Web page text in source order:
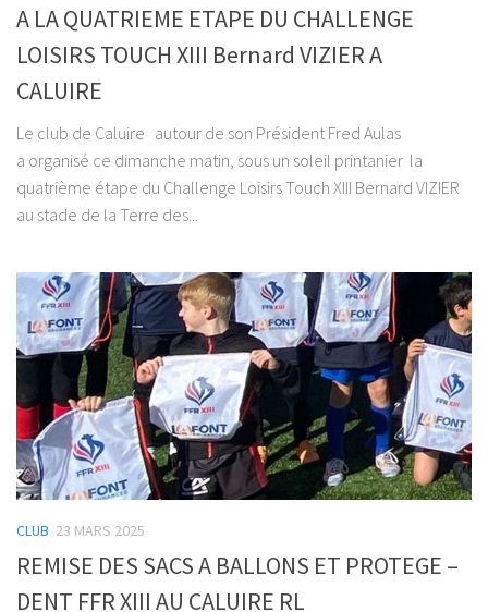
A LA QUATRIEME ETAPE DU CHALLENGE
LOISIRS TOUCH XIII Bernard VIZIER A
CALUIRE
Le club de Caluire autour de son Président Fred Aulas
a organisé ce dimanche matin, sous un soleil printanier la
quatrième étape du Challenge Loisirs Touch XIII Bernard VIZIER
au stade de la Terre des...
CLUB 23 MARS 2025
REMISE DES SACS A BALLONS ET PROTEGE –
DENT FFR XIII AU CALUIRE RL